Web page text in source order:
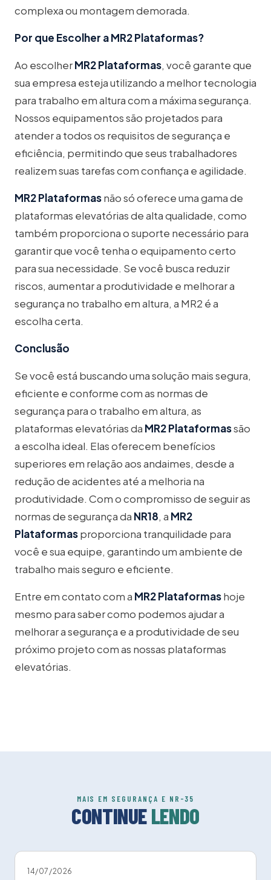
complexa ou montagem demorada.
Por que Escolher a MR2 Plataformas?
Ao escolherMR2 Plataformas, você garante que
sua empresa esteja utilizando a melhor tecnologia
para trabalho em altura com a máxima segurança.
Nossos equipamentos são projetados para
atender a todos os requisitos de segurança e
eficiência, permitindo que seus trabalhadores
realizem suas tarefas com confiança e agilidade.
MR2 Plataformasnão só oferece uma gama de
plataformas elevatórias de alta qualidade, como
também proporciona o suporte necessário para
garantir que você tenha o equipamento certo
para sua necessidade. Se você busca reduzir
riscos, aumentar a produtividade e melhorar a
segurança no trabalho em altura, a MR2 é a
escolha certa.
Conclusão
Se você está buscando uma solução mais segura,
eficiente e conforme com as normas de
segurança para o trabalho em altura, as
plataformas elevatórias da MR2 Plataformassão
a escolha ideal. Elas oferecem benefícios
superiores em relação aos andaimes, desde a
redução de acidentes até a melhoria na
produtividade. Com o compromisso de seguir as
normas de segurança da NR18, a MR2
Plataformasproporciona tranquilidade para
você e sua equipe, garantindo um ambiente de
trabalho mais seguro e eficiente.
Entre em contato com a MR2 Plataformashoje
mesmo para saber como podemos ajudar a
melhorar a segurança e a produtividade de seu
próximo projeto com as nossas plataformas
elevatórias.
MAIS EM SEGURANÇA E NR-35
CONTINUELENDO
14/07/2026